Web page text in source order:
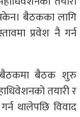
बैठकका लागि
प्रवेश नै गर्न
बैठकमा बैठक शुरु
तयारी र
थालेपछि विवाद